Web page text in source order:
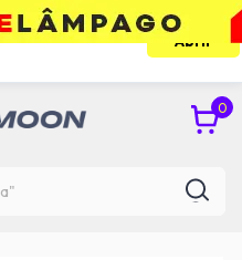
Abrir
DO TATUAPÉ
0